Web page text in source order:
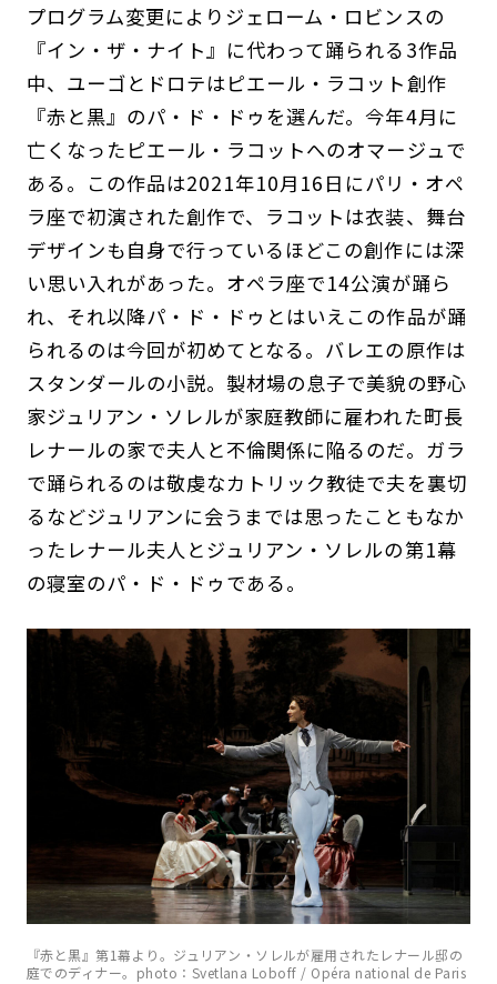
プログラム変更によりジェローム・ロビンスの
『イン・ザ・ナイト』に代わって踊られる3作品
中、ユーゴとドロテはピエール・ラコット創作
『赤と黒』のパ・ド・ドゥを選んだ。今年4月に
亡くなったピエール・ラコットへのオマージュで
ある。この作品は2021年10月16日にパリ・オペ
ラ座で初演された創作で、ラコットは衣装、舞台
デザインも自身で行っているほどこの創作には深
い思い入れがあった。オペラ座で14公演が踊ら
れ、それ以降パ・ド・ドゥとはいえこの作品が踊
られるのは今回が初めてとなる。バレエの原作は
スタンダールの小説。製材場の息子で美貌の野心
家ジュリアン・ソレルが家庭教師に雇われた町長
レナールの家で夫人と不倫関係に陥るのだ。ガラ
で踊られるのは敬虔なカトリック教徒で夫を裏切
るなどジュリアンに会うまでは思ったこともなか
ったレナール夫人とジュリアン・ソレルの第1幕
の寝室のパ・ド・ドゥである。
『赤と黒』第1幕より。ジュリアン・ソレルが雇用されたレナール邸の
庭でのディナー。photo：Svetlana Loboff / Opéra national de Paris